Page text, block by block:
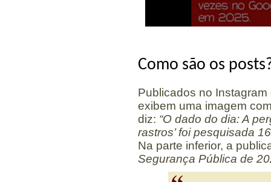
Como são os
Publicados no
exibem uma imagem
diz: “O dado do dia: A
rastros’ foi pesquisada
Na parte inferior, a
Segurança Pública de